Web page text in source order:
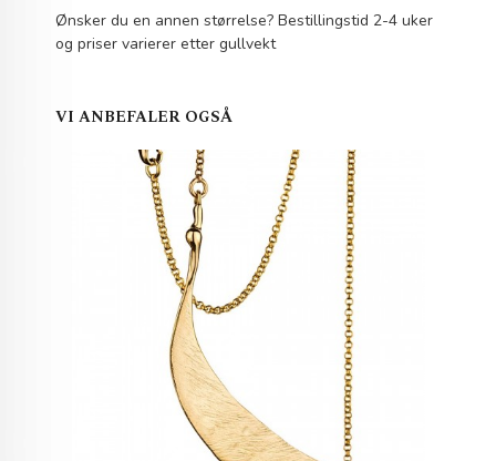
Ønsker du en annen størrelse? Bestillingstid 2-4 uker
og priser varierer etter gullvekt
VI ANBEFALER OGSÅ